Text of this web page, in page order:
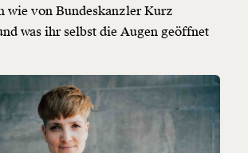
wie von Bundeskanzler Kurz
was ihr selbst die Augen geöffnet